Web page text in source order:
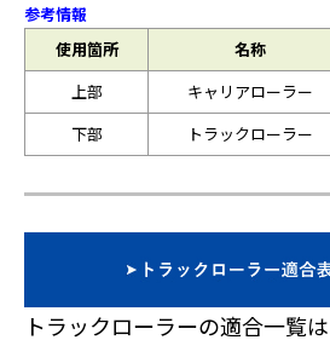
参考情報
使用箇所
名称
上部
キャリアローラー
下部
トラックローラー
トラックローラーの適合一覧